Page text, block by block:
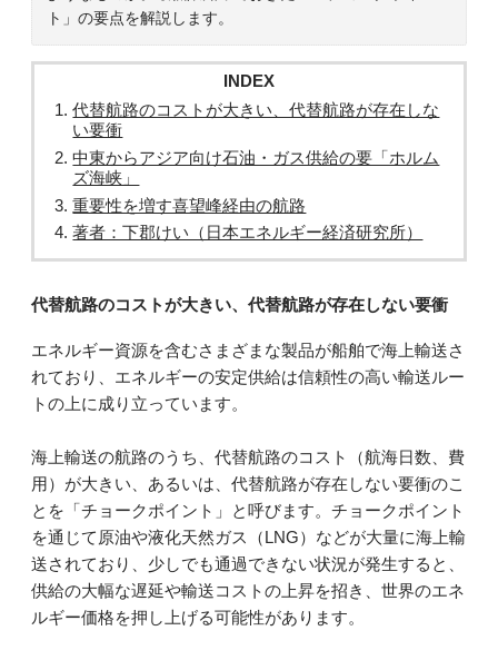
ト」の要点を解説します。
INDEX
代替航路のコストが大きい、代替航路が存在しな
い要衝
中東からアジア向け石油・ガス供給の要「ホルム
ズ海峡」
重要性を増す喜望峰経由の航路
著者：下郡けい（日本エネルギー経済研究所）
代替航路のコストが大きい、代替航路が存在しない要衝
エネルギー資源を含むさまざまな製品が船舶で海上輸送さ
れており、エネルギーの安定供給は信頼性の高い輸送ルー
トの上に成り立っています。
海上輸送の航路のうち、代替航路のコスト（航海日数、費
用）が大きい、あるいは、代替航路が存在しない要衝のこ
とを「チョークポイント」と呼びます。チョークポイント
を通じて原油や液化天然ガス（LNG）などが大量に海上輸
送されており、少しでも通過できない状況が発生すると、
供給の大幅な遅延や輸送コストの上昇を招き、世界のエネ
ルギー価格を押し上げる可能性があります。